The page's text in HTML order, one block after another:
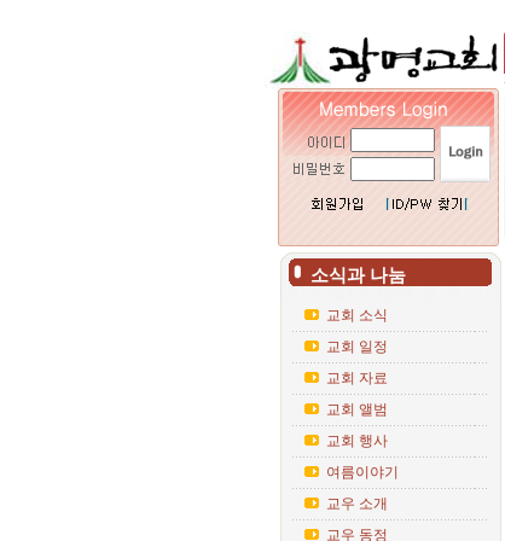
소식과 나눔
교회 소식
교회 일정
교회 자료
교회 앨범
교회 행사
여름이야기
교우 소개
교우 동정